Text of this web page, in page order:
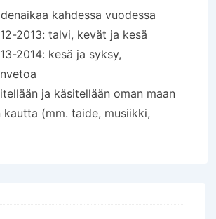
kahdessa vuodessa
2013: talvi, kevät ja kesä
2014: kesä ja syksy,
ja käsitellään oman maan
kautta (mm. taide, musiikki,